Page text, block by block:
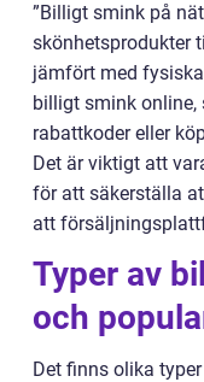
”Billigt smink på
skönhetsprodukter
jämfört med
billigt smink online,
rabattkoder eller
Det är viktigt att
för att säkerställa
att
Typer av
och
Det finns olika